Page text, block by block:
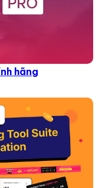
hãng